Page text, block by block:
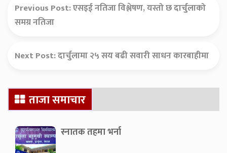
Previous Post:एसइई नतिजा विश्लेषण, यस्तो छ दार्चुलाको
समग्र नतिजा
Next Post:दार्चुलामा २५ सय बढी सवारी साधन कारबाहीमा
Secondary
Sidebar
ताजा समाचार
स्नातक तहमा भर्ना